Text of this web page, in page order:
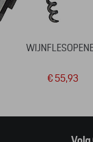
€ 55,93